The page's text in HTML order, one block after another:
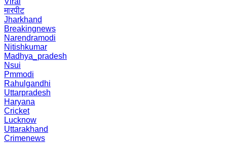
मारपीट
Jharkhand
Breakingnews
Narendramodi
Nitishkumar
Madhya_pradesh
Nsui
Pmmodi
Rahulgandhi
Uttarpradesh
Haryana
Cricket
Lucknow
Uttarakhand
Crimenews